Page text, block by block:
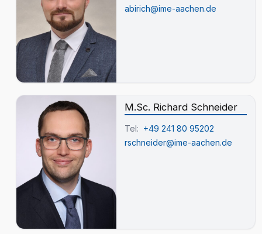
abirich@ime-aachen.de
M.Sc. Richard Schneider
Tel: +49 241 80 95202
rschneider@ime-aachen.de